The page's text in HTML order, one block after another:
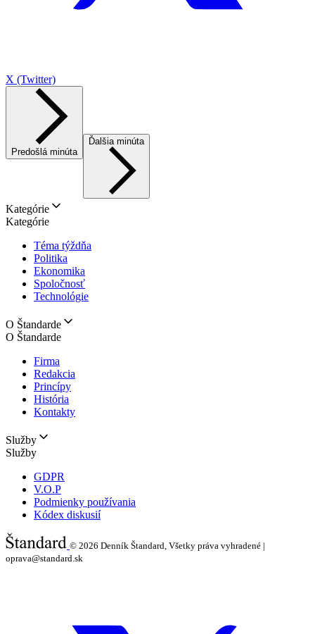
X (Twitter)
Predošlá minúta
Ďalšia minúta
Kategórie
Kategórie
Téma týždňa
Politika
Ekonomika
Spoločnosť
Technológie
O Štandarde
O Štandarde
Firma
Redakcia
Princípy
História
Kontakty
Služby
Služby
GDPR
V.O.P
Podmienky používania
Kódex diskusií
© 2026 Denník Štandard, Všetky práva vyhradené |
oprava@standard.sk